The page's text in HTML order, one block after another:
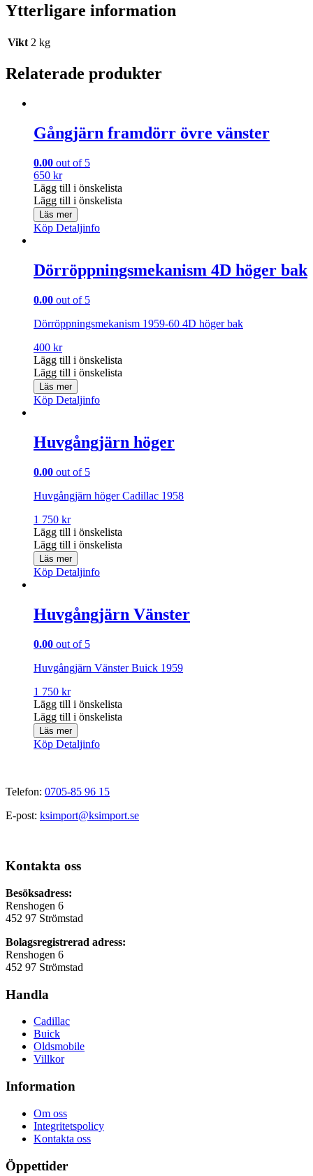
Ytterligare information
Vikt 2 kg
Relaterade produkter
Gångjärn framdörr övre vänster
0.00 out of 5
650 kr
Lägg till i önskelista
Lägg till i önskelista
Läs mer
Köp Detaljinfo
Dörröppningsmekanism 4D höger bak
0.00 out of 5
Dörröppningsmekanism 1959-60 4D höger bak
400 kr
Lägg till i önskelista
Lägg till i önskelista
Läs mer
Köp Detaljinfo
Huvgångjärn höger
0.00 out of 5
Huvgångjärn höger Cadillac 1958
1 750 kr
Lägg till i önskelista
Lägg till i önskelista
Läs mer
Köp Detaljinfo
Huvgångjärn Vänster
0.00 out of 5
Huvgångjärn Vänster Buick 1959
1 750 kr
Lägg till i önskelista
Lägg till i önskelista
Läs mer
Köp Detaljinfo
Telefon: 0705-85 96 15
E-post: ksimport@ksimport.se
Kontakta oss
Besöksadress:
Renshogen 6
452 97 Strömstad
Bolagsregistrerad adress:
Renshogen 6
452 97 Strömstad
Handla
Cadillac
Buick
Oldsmobile
Villkor
Information
Om oss
Integritetspolicy
Kontakta oss
Öppettider